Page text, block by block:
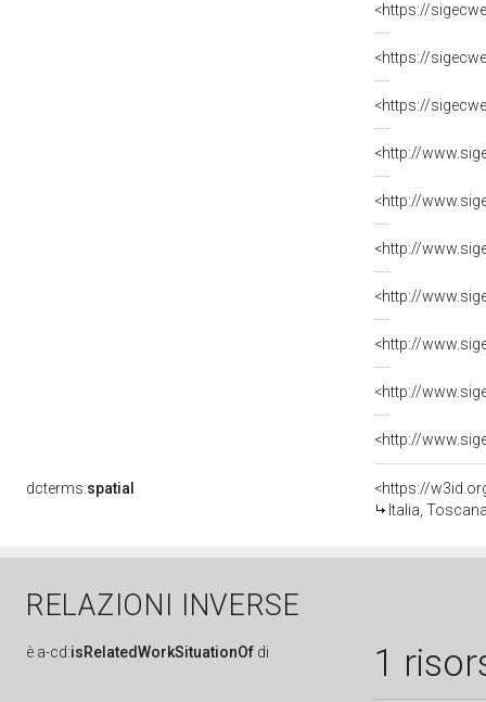
<https://
<https://
<https://
<http://
<http://
<http://
<http://
<http://
<http://
<http://
dcterms:spatial
<https://
Italia,
RELAZIONI INVERSE
è a-cd:isRelatedWorkSituationOf di 1